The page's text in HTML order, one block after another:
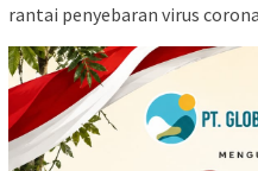
rantai penyebaran virus